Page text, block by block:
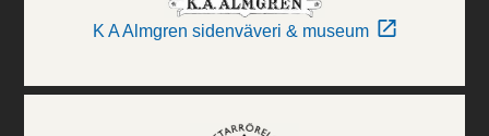
K A Almgren sidenväveri & museum